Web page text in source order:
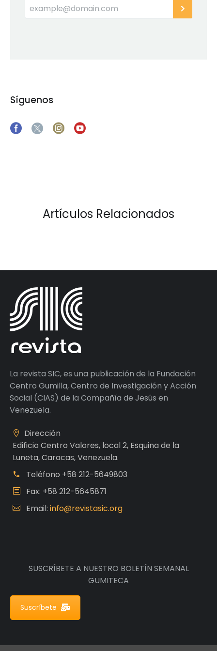
Síguenos
Artículos Relacionados
La revista SIC, es una publicación de la Fundación
Centro Gumilla, Centro de Investigación y Acción
Social (CIAS) de la Compañía de Jesús en
Venezuela.
Dirección
Edificio Centro Valores, local 2, Esquina de la
Luneta, Caracas, Venezuela.
Teléfono +58 212-5649803
Fax: +58 212-5645871
Email: info@revistasic.org
SUSCRÍBETE A NUESTRO BOLETÍN SEMANAL
GUMITECA
Suscríbete